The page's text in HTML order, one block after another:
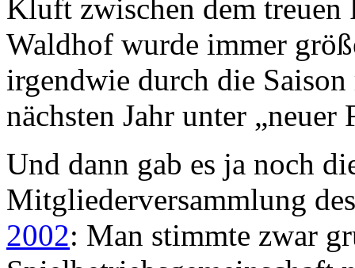
Kluft zwischen dem
Waldhof wurde immer
irgendwie durch die
nächsten Jahr unter „neuer
Und dann gab es ja noch
Mitgliederversammlung
2002: Man stimmte zwar